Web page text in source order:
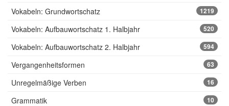
Vokabeln: Grundwortschatz 1219
Vokabeln: Aufbauwortschatz 1. Halbjahr 520
Vokabeln: Aufbauwortschatz 2. Halbjahr 594
Vergangenheitsformen 63
Unregelmäßige Verben 16
Grammatik 10